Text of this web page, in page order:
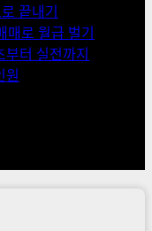
끝내기
매로 월급 벌기
부터 실전까지
원